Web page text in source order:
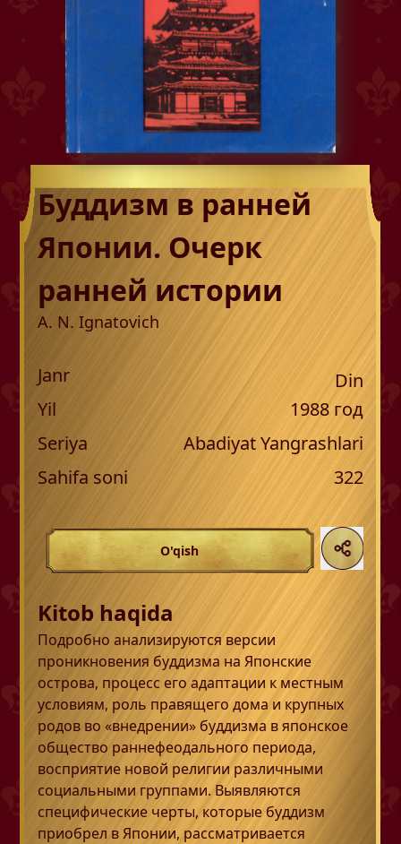
Буддизм в ранней
Японии. Очерк
ранней истории
A. N. Ignatovich
Janr
Din
Yil
1988год
Seriya
Abadiyat Yangrashlari
Sahifa soni
322
O'qish
Kitob haqida
Подробно анализируются версии
проникновения буддизма на Японские
острова, процесс его адаптации к местным
условиям, роль правящего дома и крупных
родов во «внедрении» буддизма в японское
общество раннефеодального периода,
восприятие новой религии различными
социальными группами. Выявляются
специфические черты, которые буддизм
приобрел в Японии, рассматривается